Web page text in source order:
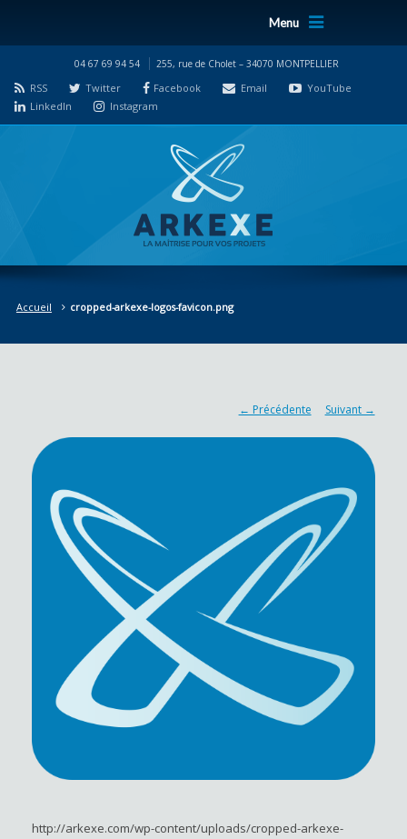
Menu
04 67 69 94 54 255, rue de Cholet – 34070 MONTPELLIER
RSS Twitter Facebook Email
YouTube
LinkedIn
Instagram
Accueil cropped-arkexe-logos-favicon.png
← Précédente Suivant →
http://arkexe.com/wp-content/uploads/cropped-arkexe-